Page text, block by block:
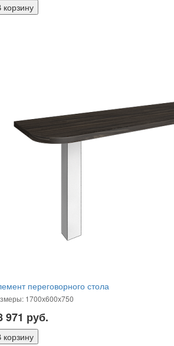
переговорного стола
1700х600х750
971 руб.